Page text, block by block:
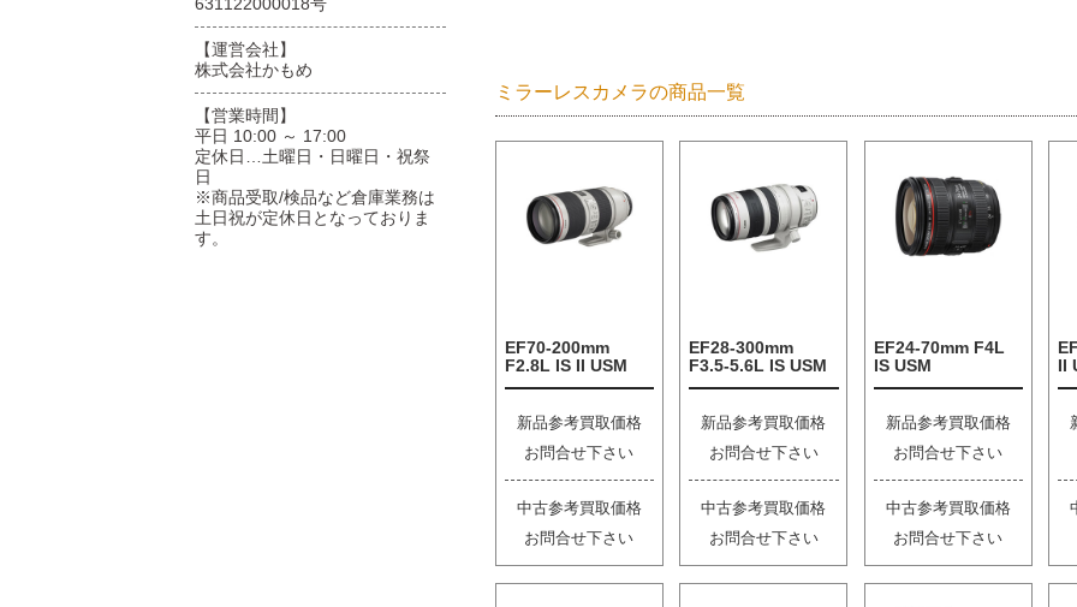
ミラーレスカメラの商品一覧
EF70-200mm
F2.8L IS II USM
新品参考買取価格
お問合せ下さい
中古参考買取価格
お問合せ下さい
EF28-300mm
F3.5-5.6L IS USM
新品参考買取価格
お問合せ下さい
中古参考買取価格
お問合せ下さい
EF24-70mm F4L
IS USM
新品参考買取価格
お問合せ下さい
中古参考買取価格
お問合せ下さい
II
【運営会社】
株式会社かもめ
【営業時間】
平日 10:00 ～ 17:00
定休日…土曜日・日曜日・祝祭
日
※商品受取/検品など倉庫業務は
土日祝が定休日となっておりま
す。